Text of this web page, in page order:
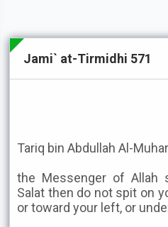
Jami` at-Tirmidhi 571
Tariq bin Abdullah Al-
the Messenger of Allah
Salat then do not spit on
or toward your left, or